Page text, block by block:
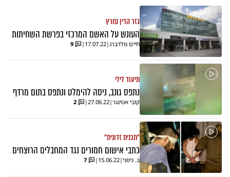
גזר הדין נחרץ
העונש על האשם המרכזי בפרשת השחיתות
חיים גולדברג|
17.07.22
|
9
תיעוד לילי
נתפס גונב, ניסה להימלט ונתפס בתום מרדף
קובי אטינגר|
27.06.22
|
2
"תכנית זדונית"
כתבי אישום חמורים נגד המחבלים הרוצחים
ב. ניסני|
15.06.22
|
7